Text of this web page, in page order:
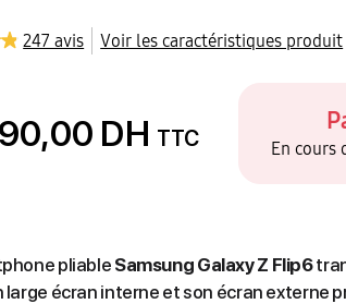
247 avis Voir les caractéristiques produit
DH TTC En cours
pliable Samsung Galaxy Z Flip6
large écran interne et son écran externe